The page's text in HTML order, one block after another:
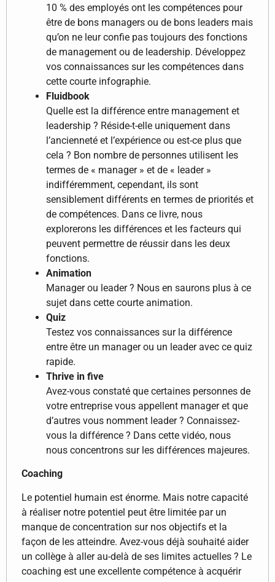
10 % des employés ont les compétences pour
être de bons managers ou de bons leaders mais
qu’on ne leur confie pas toujours des fonctions
de management ou de leadership. Développez
vos connaissances sur les compétences dans
cette courte infographie.
Fluidbook
Quelle est la différence entre management et
leadership ? Réside-t-elle uniquement dans
l’ancienneté et l’expérience ou est-ce plus que
cela ? Bon nombre de personnes utilisent les
termes de « manager » et de « leader »
indifféremment, cependant, ils sont
sensiblement différents en termes de priorités et
de compétences. Dans ce livre, nous
explorerons les différences et les facteurs qui
peuvent permettre de réussir dans les deux
fonctions.
Animation
Manager ou leader ? Nous en saurons plus à ce
sujet dans cette courte animation.
Quiz
Testez vos connaissances sur la différence
entre être un manager ou un leader avec ce quiz
rapide.
Thrive in five
Avez-vous constaté que certaines personnes de
votre entreprise vous appellent manager et que
d’autres vous nomment leader ? Connaissez-
vous la différence ? Dans cette vidéo, nous
nous concentrons sur les différences majeures.
Coaching
Le potentiel humain est énorme. Mais notre capacité
à réaliser notre potentiel peut être limitée par un
manque de concentration sur nos objectifs et la
façon de les atteindre. Avez-vous déjà souhaité aider
un collège à aller au-delà de ses limites actuelles ? Le
coaching est une excellente compétence à acquérir